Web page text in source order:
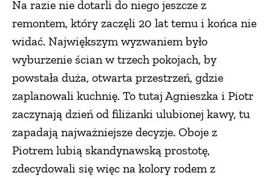
Na razie nie dotarli do niego jeszcze z
remontem, który zaczęli 20 lat temu i końca nie
widać. Największym wyzwaniem było
wyburzenie ścian w trzech pokojach, by
powstała duża, otwarta przestrzeń, gdzie
zaplanowali kuchnię. To tutaj Agnieszka i Piotr
zaczynają dzień od filiżanki ulubionej kawy, tu
zapadają najważniejsze decyzje. Oboje z
Piotrem lubią skandynawską prostotę,
zdecydowali się więc na kolory rodem z